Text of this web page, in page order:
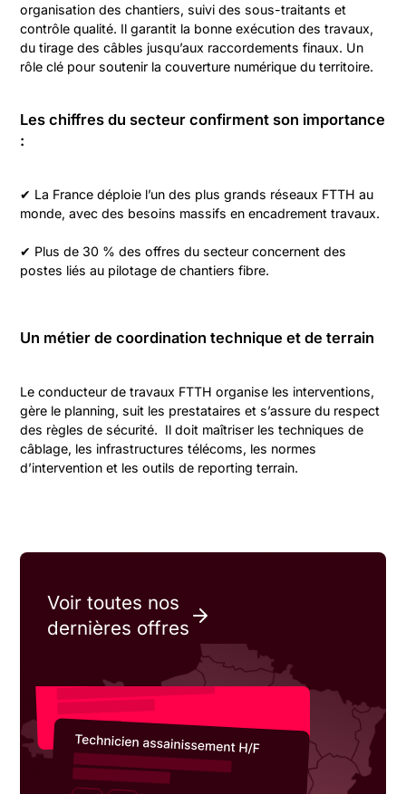
organisation des chantiers, suivi des sous-traitants et
contrôle qualité. Il garantit la bonne exécution des travaux,
du tirage des câbles jusqu’aux raccordements finaux. Un
rôle clé pour soutenir la couverture numérique du territoire.
Les chiffres du secteur confirment son importance
:
✔ La France déploie l’un des plus grands réseaux FTTH au
monde, avec des besoins massifs en encadrement travaux.
✔ Plus de 30 % des offres du secteur concernent des
postes liés au pilotage de chantiers fibre.
Un métier de coordination technique et de terrain
Le conducteur de travaux FTTH organise les interventions,
gère le planning, suit les prestataires et s’assure du respect
des règles de sécurité. Il doit maîtriser les techniques de
câblage, les infrastructures télécoms, les normes
d’intervention et les outils de reporting terrain.
Voir toutes nos
dernières offres